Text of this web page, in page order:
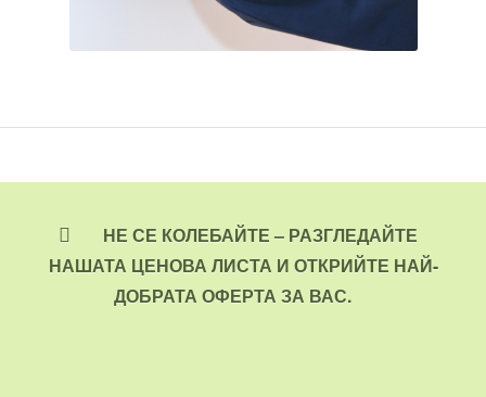
НЕ СЕ КОЛЕБАЙТЕ – РАЗГЛЕДАЙТЕ
НАШАТА ЦЕНОВА ЛИСТА И ОТКРИЙТЕ НАЙ-
ДОБРАТА ОФЕРТА ЗА ВАС.